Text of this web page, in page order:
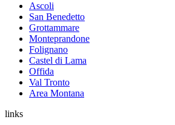
Ascoli
San Benedetto
Grottammare
Monteprandone
Folignano
Castel di Lama
Offida
Val Tronto
Area Montana
links